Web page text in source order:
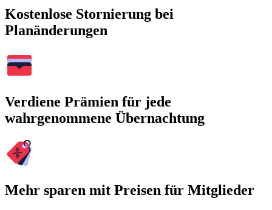
Kostenlose Stornierung bei
Planänderungen
Verdiene Prämien für jede
wahrgenommene Übernachtung
Mehr sparen mit Preisen für Mitglieder